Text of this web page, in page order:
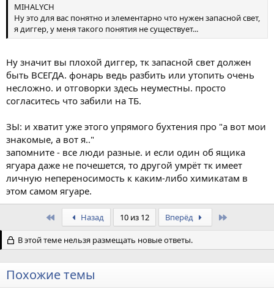
MIHALYCH
Ну это для вас понятно и элементарно что нужен запасной свет,
я диггер, у меня такого понятия не существует...
Ну значит вы плохой диггер, тк запасной свет должен
быть ВСЕГДА. фонарь ведь разбить или утопить очень
несложно. и отговорки здесь неуместны. просто
согласитесь что забили на ТБ.
ЗЫ: и хватит уже этого упрямого бухтения про "а вот мои
знакомые, а вот я.."
запомните - все люди разные. и если один об ящика
ягуара даже не почешется, то другой умрёт тк имеет
личную непереносимость к каким-либо химикатам в
этом самом ягуаре.
Назад 10 из 12 Вперёд
В этой теме нельзя размещать новые ответы.
Похожие темы